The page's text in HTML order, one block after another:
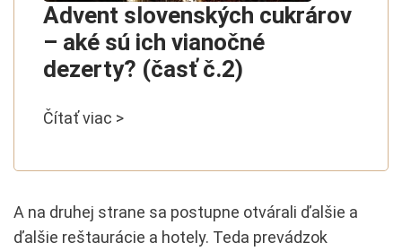
Advent slovenských cukrárov
– aké sú ich vianočné
dezerty? (časť č.2)
Čítať viac >
A na druhej strane sa postupne otvárali ďalšie a
ďalšie reštaurácie a hotely. Teda prevádzok